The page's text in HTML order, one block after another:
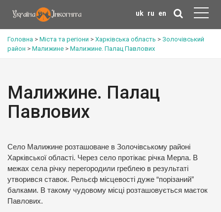
uk ru en
Головна > Міста та регіони > Харківська область > Золочівський
район > Малижине > Малижине. Палац Павлових
Малижине. Палац
Павлових
Село Малижине розташоване в Золочівському районі
Харківської області. Через село протікає річка Мерла. В
межах села річку перегородили греблею в результаті
утворився ставок. Рельєф місцевості дуже “порізаний”
балками. В такому чудовому місці розташовується маєток
Павлових.